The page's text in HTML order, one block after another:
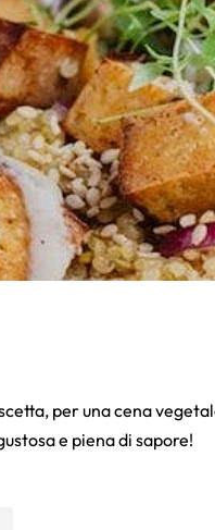
per una cena
e piena di sapore!